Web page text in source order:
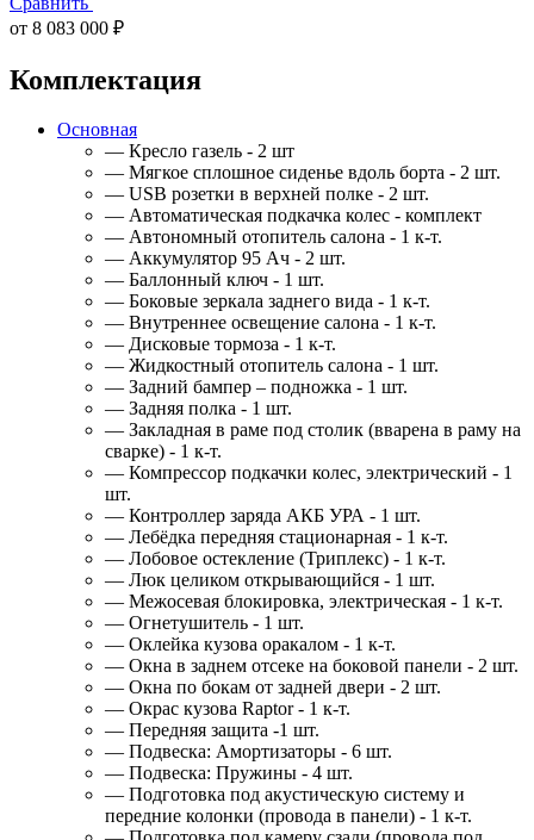
от 8 083 000 ₽
Комплектация
Основная
— Кресло газель - 2 шт
— Мягкое сплошное сиденье вдоль борта - 2 шт.
— USB розетки в верхней полке - 2 шт.
— Автоматическая подкачка колес - комплект
— Автономный отопитель салона - 1 к-т.
— Аккумулятор 95 Ач - 2 шт.
— Баллонный ключ - 1 шт.
— Боковые зеркала заднего вида - 1 к-т.
— Внутреннее освещение салона - 1 к-т.
— Дисковые тормоза - 1 к-т.
— Жидкостный отопитель салона - 1 шт.
— Задний бампер – подножка - 1 шт.
— Задняя полка - 1 шт.
— Закладная в раме под столик (вварена в раму на
сварке) - 1 к-т.
— Компрессор подкачки колес, электрический - 1
шт.
— Контроллер заряда АКБ УРА - 1 шт.
— Лебёдка передняя стационарная - 1 к-т.
— Лобовое остекление (Триплекс) - 1 к-т.
— Люк целиком открывающийся - 1 шт.
— Межосевая блокировка, электрическая - 1 к-т.
— Огнетушитель - 1 шт.
— Оклейка кузова оракалом - 1 к-т.
— Окна в заднем отсеке на боковой панели - 2 шт.
— Окна по бокам от задней двери - 2 шт.
— Окрас кузова Raptor - 1 к-т.
— Передняя защита -1 шт.
— Подвеска: Амортизаторы - 6 шт.
— Подвеска: Пружины - 4 шт.
— Подготовка под акустическую систему и
передние колонки (провода в панели) - 1 к-т.